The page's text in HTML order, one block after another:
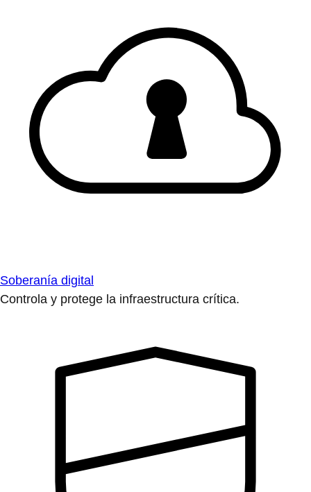
Soberanía digital
Controla y protege la infraestructura crítica.